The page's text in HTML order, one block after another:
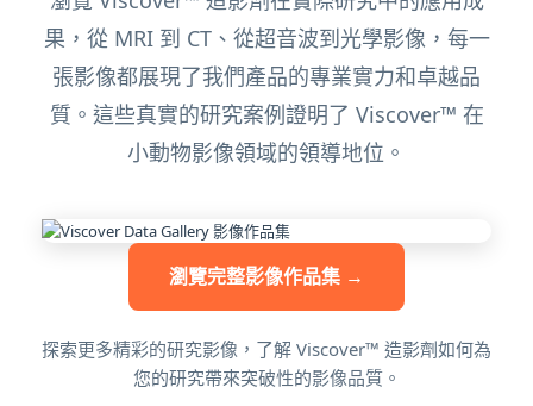
果，從 MRI 到 CT、從超音波到光學影像，每一
張影像都展現了我們產品的專業實力和卓越品
質。這些真實的研究案例證明了 Viscover™ 在
小動物影像領域的領導地位。
瀏覽完整影像作品集 →
探索更多精彩的研究影像，了解 Viscover™ 造影劑如何為
您的研究帶來突破性的影像品質。